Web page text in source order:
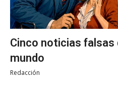
Cinco noticias falsas
mundo
Redacción